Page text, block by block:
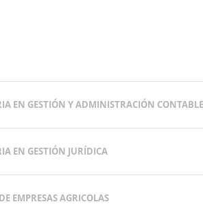
EN GESTIÓN Y ADMINISTRACIÓN CONTABLE
EN GESTIÓN JURÍDICA
EMPRESAS AGRICOLAS